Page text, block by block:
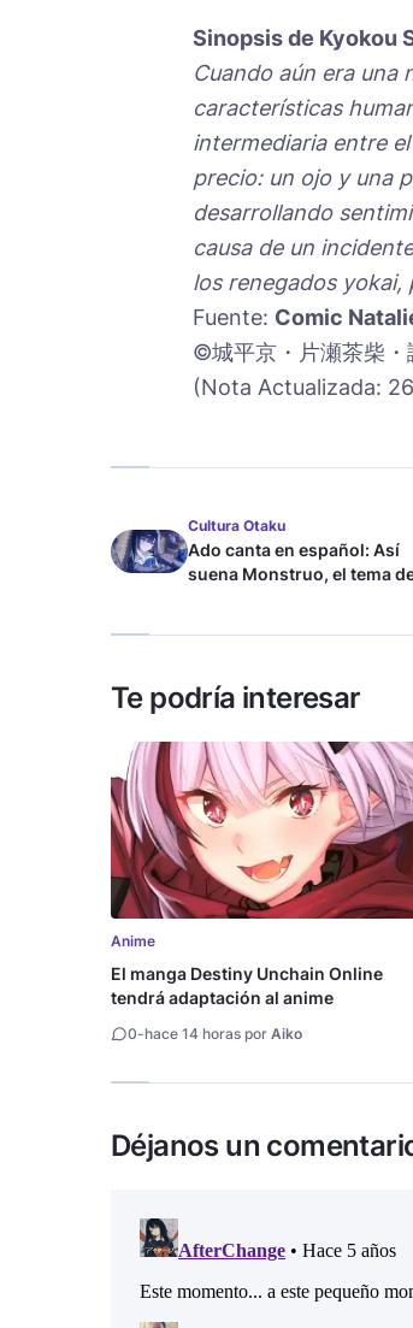
Sinopsis de Kyokou
Cuando aún era una
características
intermediaria entre
precio: un ojo y una
desarrollando
causa de un
los renegados yokai,
Fuente: Comic
©城平京・片瀬茶柴・
(Nota Actualizada:
Cultura Otaku
Ado canta en español: Así
suena Monstruo, el tema
Te podría interesar
Anime
El manga Destiny Unchain Online
tendrá adaptación al anime
0-hace 14 horas por Aiko
Déjanos un